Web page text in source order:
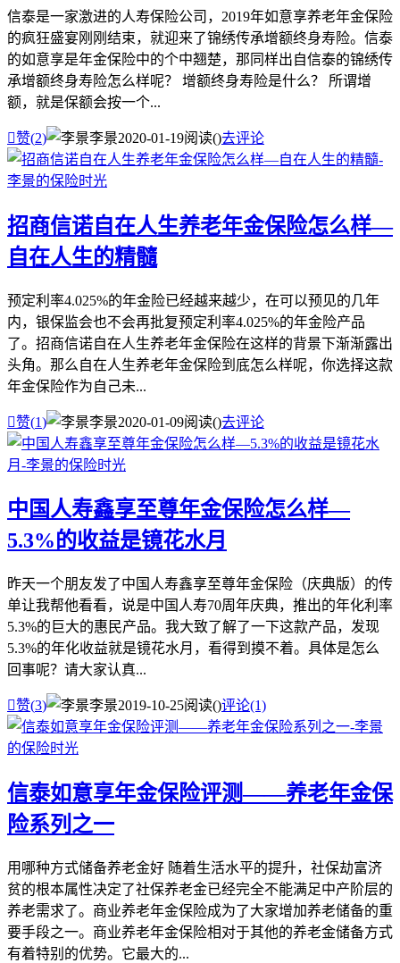
信泰是一家激进的人寿保险公司，2019年如意享养老年金保险
的疯狂盛宴刚刚结束，就迎来了锦绣传承增额终身寿险。信泰
的如意享是年金保险中的个中翘楚，那同样出自信泰的锦绣传
承增额终身寿险怎么样呢？ 增额终身寿险是什么？ 所谓增
额，就是保额会按一个...
赞(2) 李景2020-01-19阅读()去评论
招商信诺自在人生养老年金保险怎么样—
自在人生的精髓
预定利率4.025%的年金险已经越来越少，在可以预见的几年
内，银保监会也不会再批复预定利率4.025%的年金险产品
了。招商信诺自在人生养老年金保险在这样的背景下渐渐露出
头角。那么自在人生养老年金保险到底怎么样呢，你选择这款
年金保险作为自己未...
赞(1) 李景2020-01-09阅读()去评论
中国人寿鑫享至尊年金保险怎么样—
5.3%的收益是镜花水月
昨天一个朋友发了中国人寿鑫享至尊年金保险（庆典版）的传
单让我帮他看看，说是中国人寿70周年庆典，推出的年化利率
5.3%的巨大的惠民产品。我大致了解了一下这款产品，发现
5.3%的年化收益就是镜花水月，看得到摸不着。具体是怎么
回事呢？请大家认真...
赞(3) 李景2019-10-25阅读()评论(1)
信泰如意享年金保险评测——养老年金保
险系列之一
用哪种方式储备养老金好 随着生活水平的提升，社保劫富济
贫的根本属性决定了社保养老金已经完全不能满足中产阶层的
养老需求了。商业养老年金保险成为了大家增加养老储备的重
要手段之一。商业养老年金保险相对于其他的养老金储备方式
有着特别的优势。它最大的...